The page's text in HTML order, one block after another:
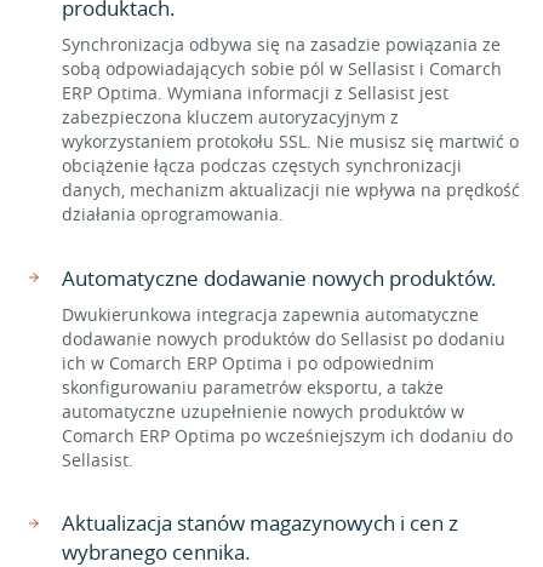
produktach.
Synchronizacja odbywa się na zasadzie powiązania ze
sobą odpowiadających sobie pól w Sellasist i Comarch
ERP Optima. Wymiana informacji z Sellasist jest
zabezpieczona kluczem autoryzacyjnym z
wykorzystaniem protokołu SSL. Nie musisz się martwić o
obciążenie łącza podczas częstych synchronizacji
danych, mechanizm aktualizacji nie wpływa na prędkość
działania oprogramowania.
Automatyczne dodawanie nowych produktów.
Dwukierunkowa integracja zapewnia automatyczne
dodawanie nowych produktów do Sellasist po dodaniu
ich w Comarch ERP Optima i po odpowiednim
skonfigurowaniu parametrów eksportu, a także
automatyczne uzupełnienie nowych produktów w
Comarch ERP Optima po wcześniejszym ich dodaniu do
Sellasist.
Aktualizacja stanów magazynowych i cen z
wybranego cennika.